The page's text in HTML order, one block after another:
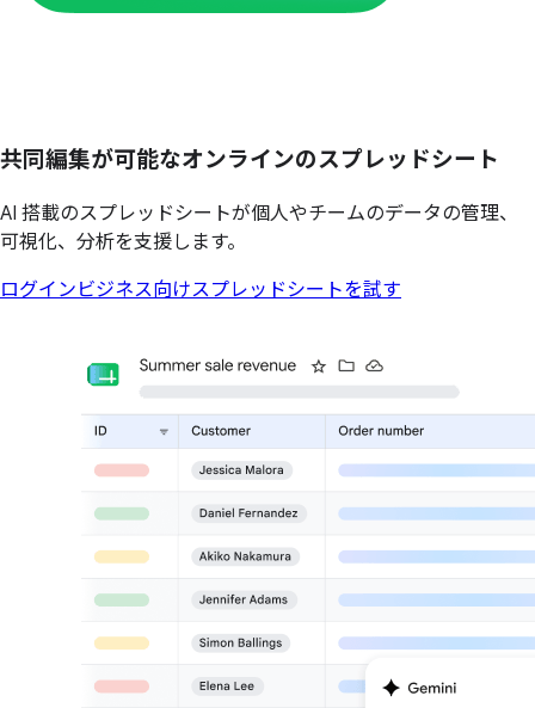
共同編集が可能なオンラインのスプレッドシート
AI 搭載のスプレッドシートが個人やチームのデータの管理、
可視化、分析を支援します。
ログイン ビジネス向けスプレッドシートを試す